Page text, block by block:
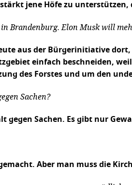
jene Höfe zu
Brandenburg. Elon Musk will
aus der Bürgerinitiative
einfach beschneiden,
des Forstes und um den
Sachen?
gegen Sachen. Es gibt nur
Aber man muss die